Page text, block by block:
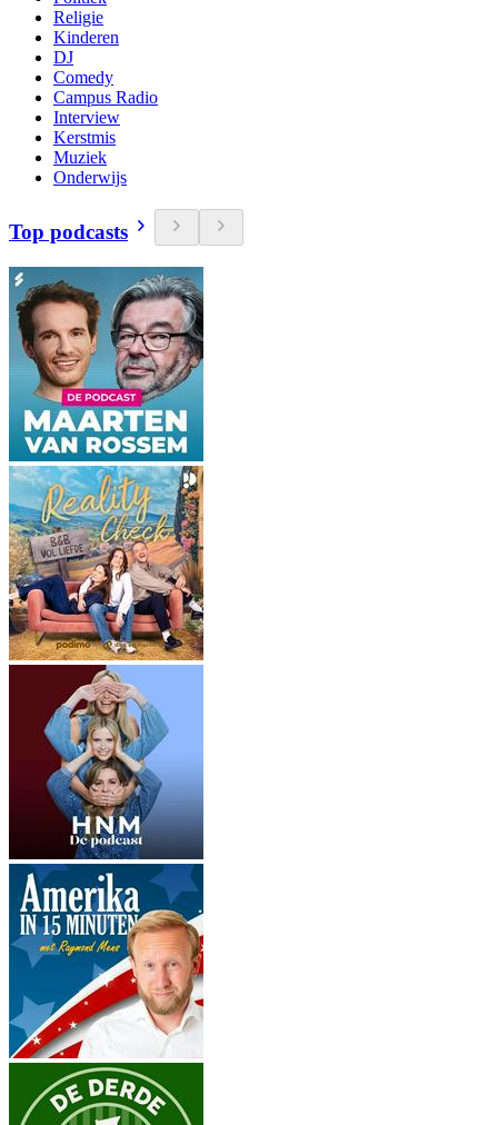
Religie
Kinderen
DJ
Comedy
Campus Radio
Interview
Kerstmis
Muziek
Onderwijs
Top podcasts